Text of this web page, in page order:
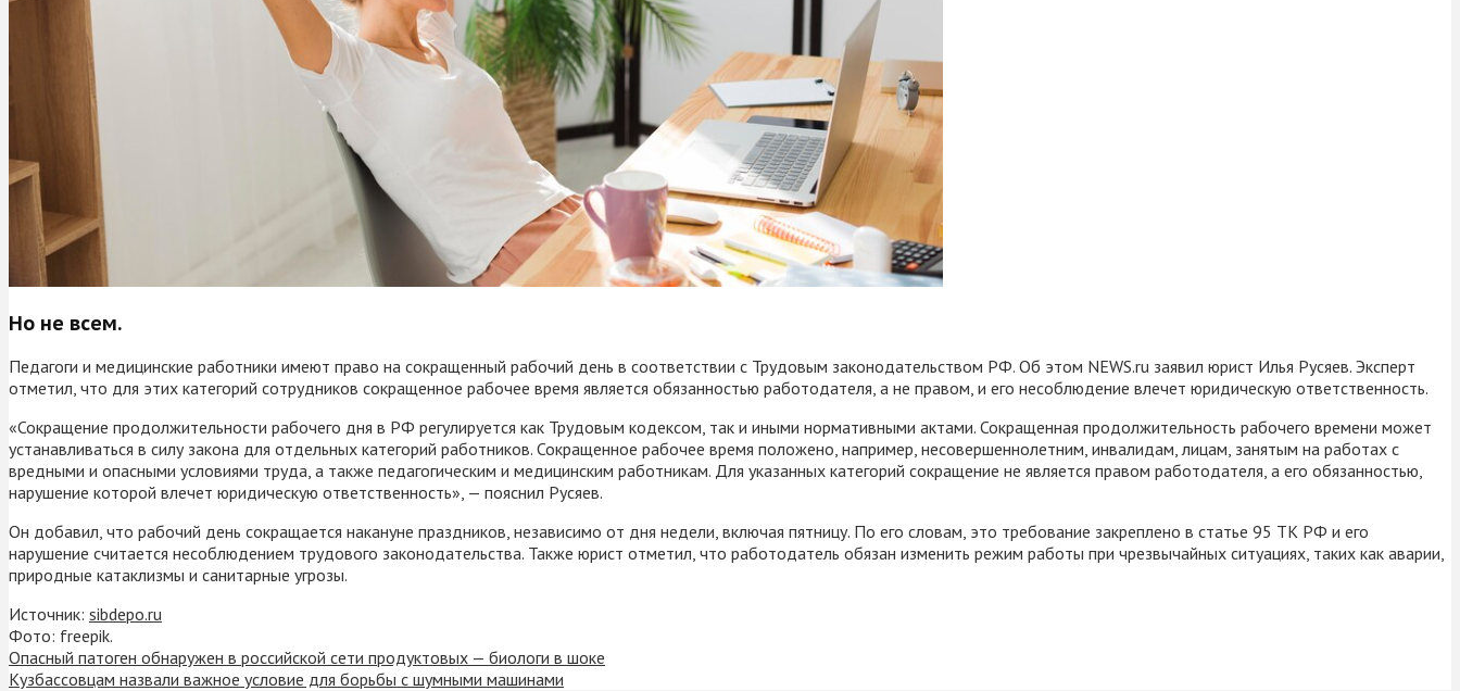
Но не всем.
Педагоги и медицинские работники имеют право на сокращенный рабочий день в соответствии с Трудовым законодательством РФ. Об этом NEWS.ru заявил юрист Илья Русяев. Эксперт
отметил, что для этих категорий сотрудников сокращенное рабочее время является обязанностью работодателя, а не правом, и его несоблюдение влечет юридическую ответственность.
«Сокращение продолжительности рабочего дня в РФ регулируется как Трудовым кодексом, так и иными нормативными актами. Сокращенная продолжительность рабочего времени может
устанавливаться в силу закона для отдельных категорий работников. Сокращенное рабочее время положено, например, несовершеннолетним, инвалидам, лицам, занятым на работах с
вредными и опасными условиями труда, а также педагогическим и медицинским работникам. Для указанных категорий сокращение не является правом работодателя, а его обязанностью,
нарушение которой влечет юридическую ответственность», — пояснил Русяев.
Он добавил, что рабочий день сокращается накануне праздников, независимо от дня недели, включая пятницу. По его словам, это требование закреплено в статье 95 ТК РФ и его
нарушение считается несоблюдением трудового законодательства. Также юрист отметил, что работодатель обязан изменить режим работы при чрезвычайных ситуациях, таких как аварии,
природные катаклизмы и санитарные угрозы.
Источник: sibdepo.ru
Фото: freepik.
Опасный патоген обнаружен в российской сети продуктовых — биологи в шоке
Кузбассовцам назвали важное условие для борьбы с шумными машинами